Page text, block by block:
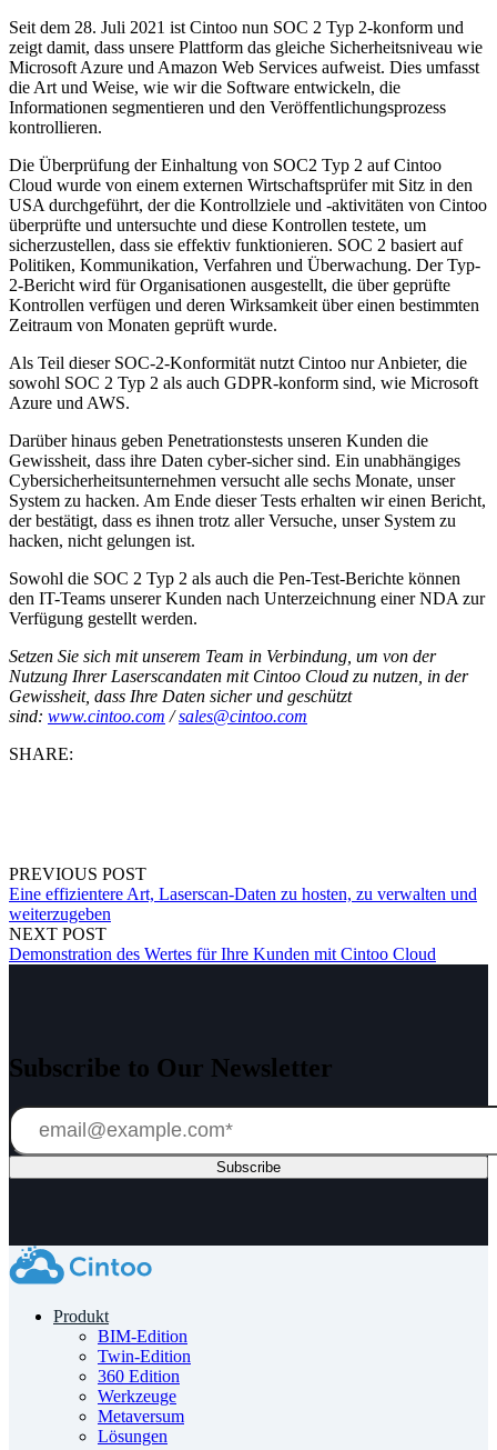
Seit dem 28. Juli 2021 ist Cintoo nun SOC 2 Typ 2-konform und
zeigt damit, dass unsere Plattform das gleiche Sicherheitsniveau wie
Microsoft Azure und Amazon Web Services aufweist. Dies umfasst
die Art und Weise, wie wir die Software entwickeln, die
Informationen segmentieren und den Veröffentlichungsprozess
kontrollieren.
Die Überprüfung der Einhaltung von SOC2 Typ 2 auf Cintoo
Cloud wurde von einem externen Wirtschaftsprüfer mit Sitz in den
USA durchgeführt, der die Kontrollziele und -aktivitäten von Cintoo
überprüfte und untersuchte und diese Kontrollen testete, um
sicherzustellen, dass sie effektiv funktionieren. SOC 2 basiert auf
Politiken, Kommunikation, Verfahren und Überwachung. Der Typ-
2-Bericht wird für Organisationen ausgestellt, die über geprüfte
Kontrollen verfügen und deren Wirksamkeit über einen bestimmten
Zeitraum von Monaten geprüft wurde.
Als Teil dieser SOC-2-Konformität nutzt Cintoo nur Anbieter, die
sowohl SOC 2 Typ 2 als auch GDPR-konform sind, wie Microsoft
Azure und AWS.
Darüber hinaus geben Penetrationstests unseren Kunden die
Gewissheit, dass ihre Daten cyber-sicher sind. Ein unabhängiges
Cybersicherheitsunternehmen versucht alle sechs Monate, unser
System zu hacken. Am Ende dieser Tests erhalten wir einen Bericht,
der bestätigt, dass es ihnen trotz aller Versuche, unser System zu
hacken, nicht gelungen ist.
Sowohl die SOC 2 Typ 2 als auch die Pen-Test-Berichte können
den IT-Teams unserer Kunden nach Unterzeichnung einer NDA zur
Verfügung gestellt werden.
Setzen Sie sich mit unserem Team in Verbindung, um von der
Nutzung Ihrer Laserscandaten mit Cintoo Cloud zu nutzen, in der
Gewissheit, dass Ihre Daten sicher und geschützt
sind: www.cintoo.com / sales@cintoo.com
SHARE:
PREVIOUS POST
Eine effizientere Art, Laserscan-Daten zu hosten, zu verwalten und
weiterzugeben
NEXT POST
Demonstration des Wertes für Ihre Kunden mit Cintoo Cloud
Subscribe to Our Newsletter
Produkt
BIM-Edition
Twin-Edition
360 Edition
Werkzeuge
Metaversum
Lösungen